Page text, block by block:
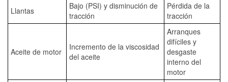
Llantas
Bajo (PSI) y disminución de
tracción
Pérdida de la
tracción
Aceite de motor
Incremento de la viscosidad
del aceite
Arranques
difíciles y
desgaste
interno del
motor